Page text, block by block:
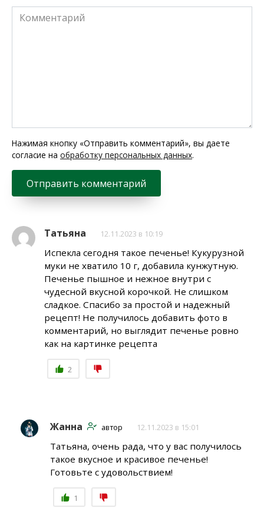
Комментарий
Нажимая кнопку «Отправить комментарий», вы даете
согласие на обработку персональных данных.
Татьяна 12.11.2023 в 10:19
Испекла сегодня такое печенье! Кукурузной
муки не хватило 10 г, добавила кунжутную.
Печенье пышное и нежное внутри с
чудесной вкусной корочкой. Не слишком
сладкое. Спасибо за простой и надежный
рецепт! Не получилось добавить фото в
комментарий, но выглядит печенье ровно
как на картинке рецепта
2
Жанна автор 12.11.2023 в 15:01
Татьяна, очень рада, что у вас получилось
такое вкусное и красивое печенье!
Готовьте с удовольствием!
1